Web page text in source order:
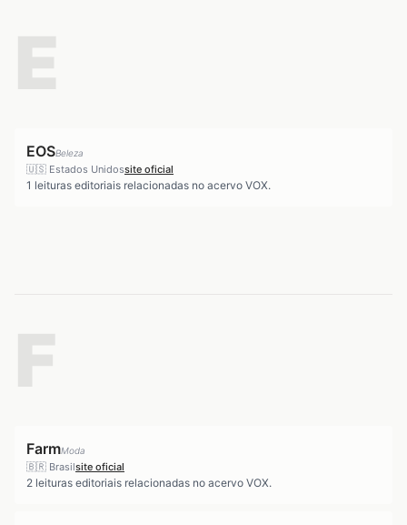
EOSBeleza
🇺🇸 Estados Unidossite oficial
1 leituras editoriais relacionadas no acervo VOX.
FarmModa
🇧🇷 Brasilsite oficial
2 leituras editoriais relacionadas no acervo VOX.